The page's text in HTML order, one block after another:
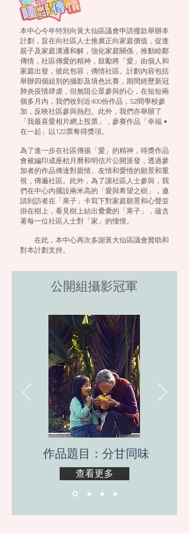
本中心今年特別向黃大仙區議會申請撥款舉辦本
計劃，旨在向社區人士推廣正向家庭價值，促進
親子及家庭溝通和解，強化家庭關係，推動睦鄰
傳情，社區傳愛的精神，鼓勵將「愛」由個人和
家庭出發，彼此包容，傳情社區。計劃內容包括
舉辦四個組別的攝影及填色比賽，期間經歷新冠
肺炎疫情肆虐，但無阻公眾參與的心，在短短兩
個多月內，我們收到近400份作品，52間學校參
加，反映社區參與熱烈。此外，我們亦舉辦了
「我最喜愛相片網上投票」，參賽作品「幸福 •
在一起」以122票奪得獎項。
為了進一步在社區傳揚「愛」的精神，得獎作品
會被編印成座枱月曆和明信片公開派發，透過參
加者的作品傳達對親情、友情和愛情的願景和重
視，傳遍社區。此外，為了讓社區人士參與，我
們在中心內擺設兩米高的「愛與希望之樹」，邀
請到訪者在「果子」卡寫下對家庭願景和心聲並
掛在樹上，看見樹上結出纍纍的「果子」，蘊含
著每一位社區人士對「家」的憧憬。
在此，本中心再次多謝黃大仙區議會贊助和
對本計劃支持。
​公開組攝影冠軍
​作品題目：分甘同味
查看更多